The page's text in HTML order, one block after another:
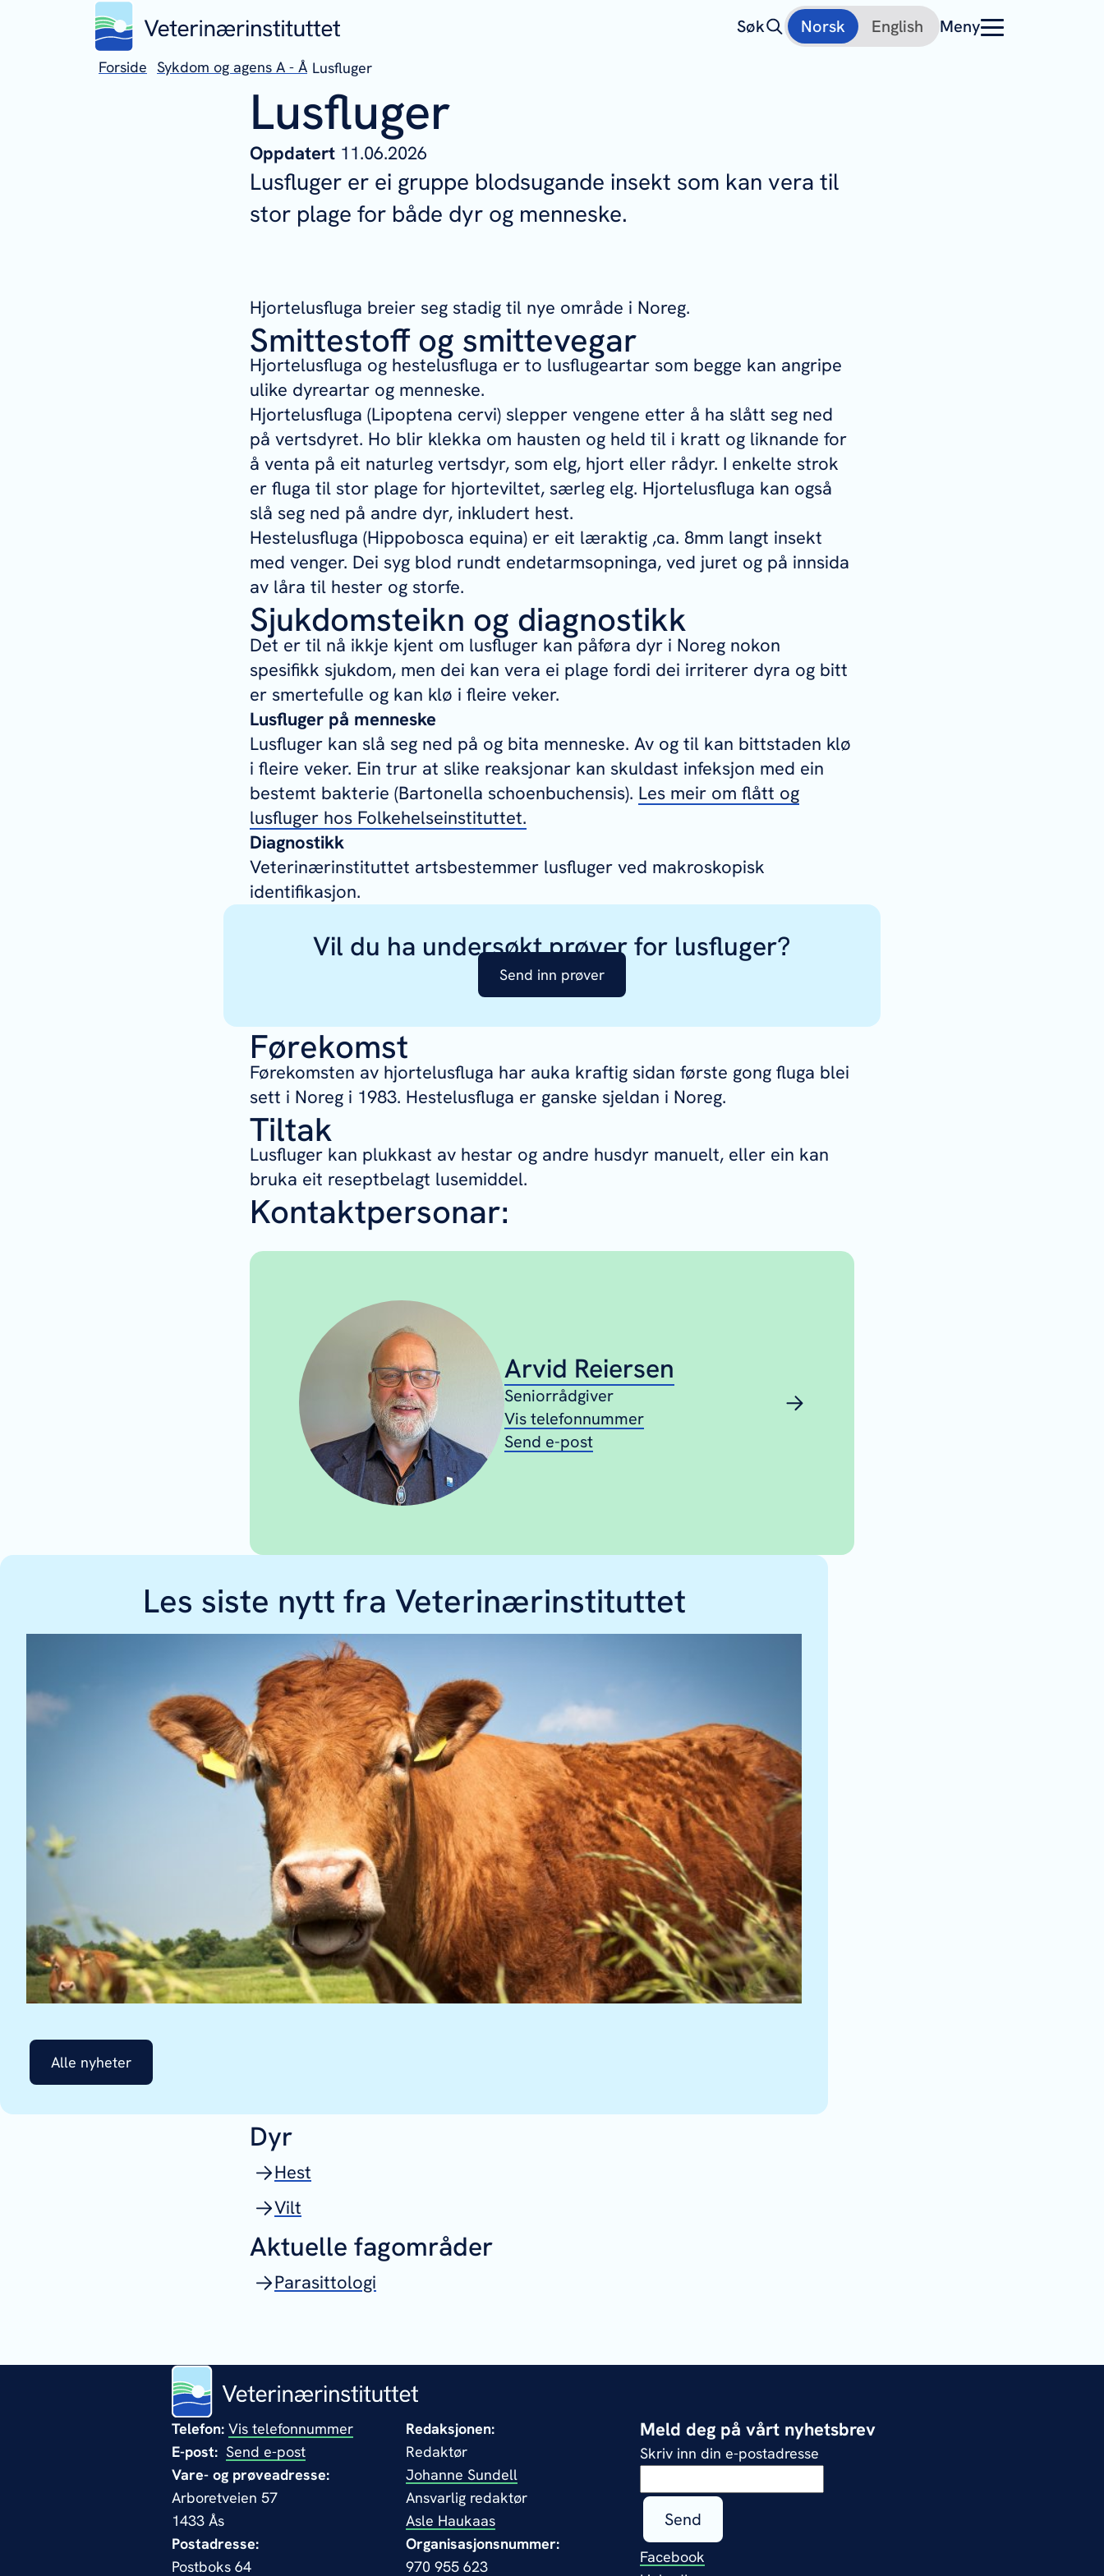
Søk Norsk English Meny
Forside Sykdom og agens A - Å Lusfluger
Lusfluger
Oppdatert 11.06.2026
Lusfluger er ei gruppe blodsugande insekt som kan vera til
stor plage for både dyr og menneske.
Hjortelusfluga breier seg stadig til nye område i Noreg.
Smittestoff og smittevegar
Hjortelusfluga og hestelusfluga er to lusflugeartar som begge kan angripe
ulike dyreartar og menneske.
Hjortelusfluga (Lipoptena cervi) slepper vengene etter å ha slått seg ned
på vertsdyret. Ho blir klekka om hausten og held til i kratt og liknande for
å venta på eit naturleg vertsdyr, som elg, hjort eller rådyr. I enkelte strok
er fluga til stor plage for hjorteviltet, særleg elg. Hjortelusfluga kan også
slå seg ned på andre dyr, inkludert hest.
Hestelusfluga (Hippobosca equina) er eit læraktig ,ca. 8mm langt insekt
med venger. Dei syg blod rundt endetarmsopninga, ved juret og på innsida
av låra til hester og storfe.
Sjukdomsteikn og diagnostikk
Det er til nå ikkje kjent om lusfluger kan påføra dyr i Noreg nokon
spesifikk sjukdom, men dei kan vera ei plage fordi dei irriterer dyra og bitt
er smertefulle og kan klø i fleire veker.
Lusfluger på menneske
Lusfluger kan slå seg ned på og bita menneske. Av og til kan bittstaden klø
i fleire veker. Ein trur at slike reaksjonar kan skuldast infeksjon med ein
bestemt bakterie (Bartonella schoenbuchensis). Les meir om flått og
lusfluger hos Folkehelseinstituttet.
Diagnostikk
Veterinærinstituttet artsbestemmer lusfluger ved makroskopisk
identifikasjon.
Vil du ha undersøkt prøver for lusfluger?
Send inn prøver
Førekomst
Førekomsten av hjortelusfluga har auka kraftig sidan første gong fluga blei
sett i Noreg i 1983. Hestelusfluga er ganske sjeldan i Noreg.
Tiltak
Lusfluger kan plukkast av hestar og andre husdyr manuelt, eller ein kan
bruka eit reseptbelagt lusemiddel.
Kontaktpersonar:
Arvid Reiersen
Seniorrådgiver
Vis telefonnummer
Send e-post
Les siste nytt fra Veterinærinstituttet
Alle nyheter
Dyr
Hest
Vilt
Aktuelle fagområder
Parasittologi
Telefon: Vis telefonnummer
E-post: Send e-post
Vare- og prøveadresse:
Arboretveien 57
1433 Ås
Postadresse:
Postboks 64
Redaksjonen:
Redaktør
Johanne Sundell
Ansvarlig redaktør
Asle Haukaas
Organisasjonsnummer:
970 955 623
Meld deg på vårt nyhetsbrev
Skriv inn din e-postadresse
Send
Facebook